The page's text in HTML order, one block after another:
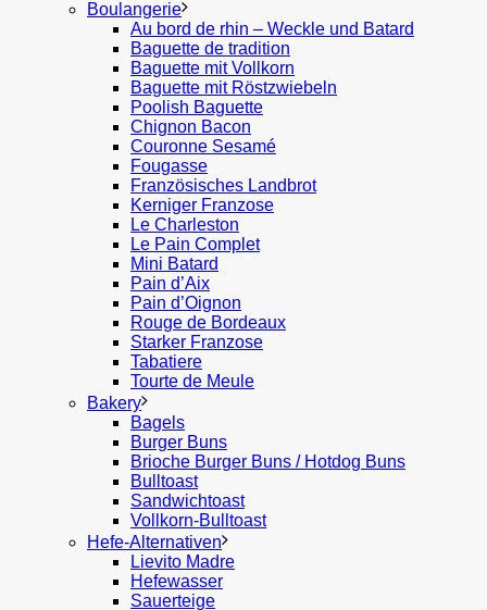
Boulangerie
Au bord de rhin – Weckle und Batard
Baguette de tradition
Baguette mit Vollkorn
Baguette mit Röstzwiebeln
Poolish Baguette
Chignon Bacon
Couronne Sesamé
Fougasse
Französisches Landbrot
Kerniger Franzose
Le Charleston
Le Pain Complet
Mini Batard
Pain d’Aix
Pain d’Oignon
Rouge de Bordeaux
Starker Franzose
Tabatiere
Tourte de Meule
Bakery
Bagels
Burger Buns
Brioche Burger Buns / Hotdog Buns
Bulltoast
Sandwichtoast
Vollkorn-Bulltoast
Hefe-Alternativen
Lievito Madre
Hefewasser
Sauerteige